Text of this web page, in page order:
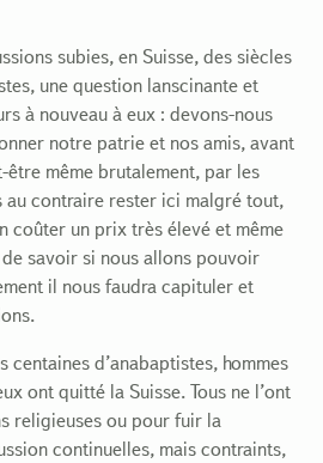
subies, en Suisse, des siècles
une question lanscinante et
à nouveau à eux : devons-nous
notre patrie et nos amis, avant
être même brutalement, par les
au contraire rester ici malgré tout,
coûter un prix très élevé et même
savoir si nous allons pouvoir
il nous faudra capituler et
centaines d’anabaptistes, hommes
ont quitté la Suisse. Tous ne l’ont
religieuses ou pour fuir la
continuelles, mais contraints,